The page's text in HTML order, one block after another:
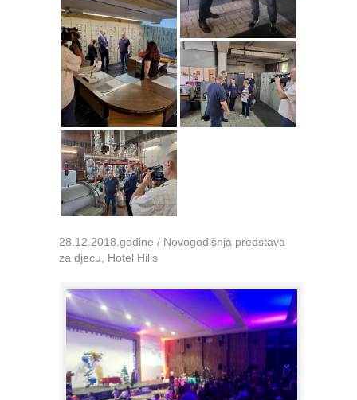
28.12.2018.godine / Novogodišnja predstava
za djecu, Hotel Hills